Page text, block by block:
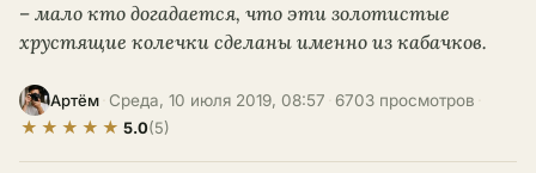
– мало кто догадается, что эти золотистые
хрустящие колечки сделаны именно из кабачков.
Артём Среда, 10 июля 2019, 08:57 6703 просмотров
★ ★ ★ ★ ★ 5.0(5)